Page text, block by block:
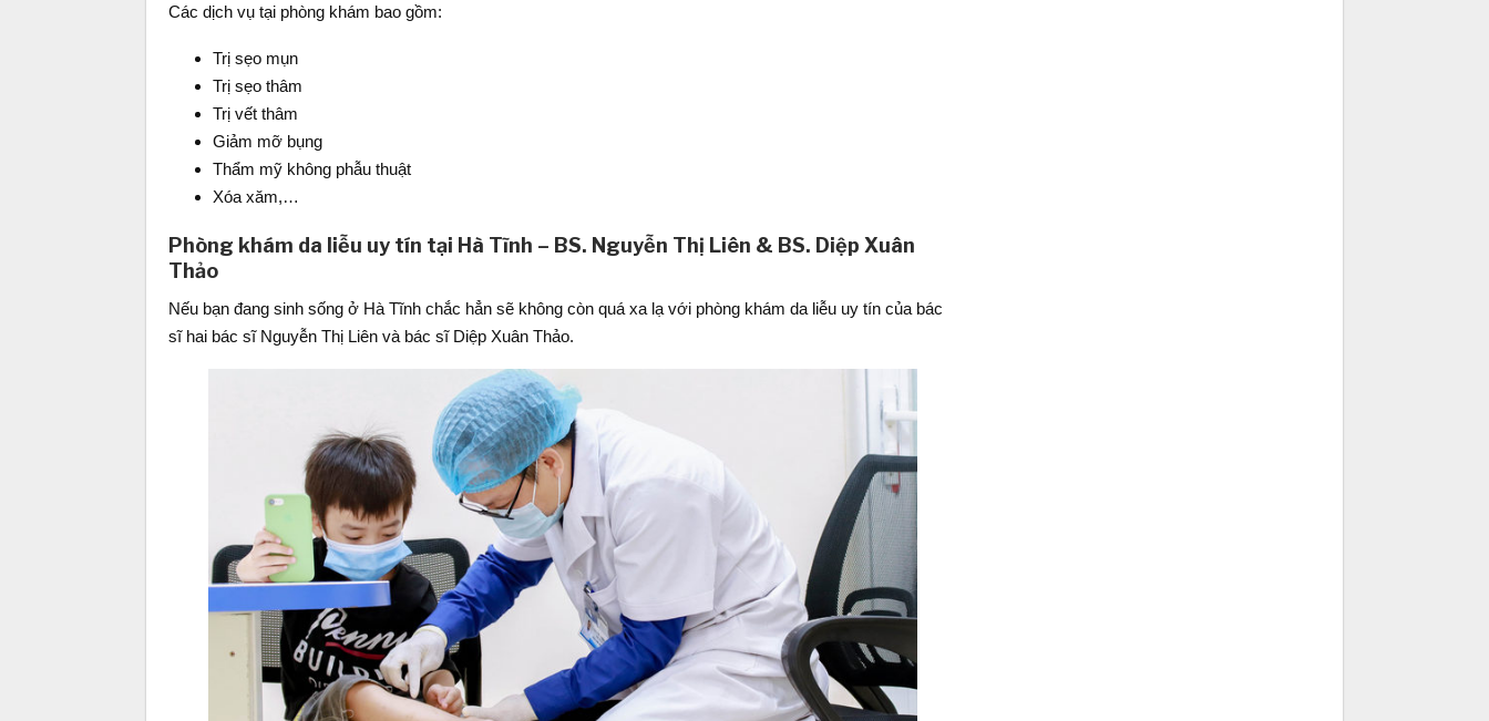
Các dịch vụ tại phòng khám bao gồm:
Trị sẹo mụn
Trị sẹo thâm
Trị vết thâm
Giảm mỡ bụng
Thẩm mỹ không phẫu thuật
Xóa xăm,…
Phòng khám da liễu uy tín tại Hà Tĩnh – BS. Nguyễn Thị Liên & BS. Diệp Xuân
Thảo
Nếu bạn đang sinh sống ở Hà Tĩnh chắc hẳn sẽ không còn quá xa lạ với phòng khám da liễu uy tín của bác
sĩ hai bác sĩ Nguyễn Thị Liên và bác sĩ Diệp Xuân Thảo.